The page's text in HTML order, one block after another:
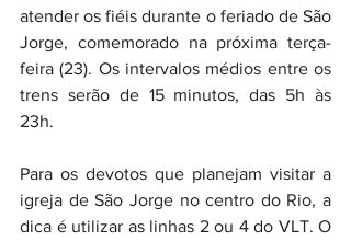
atender os fiéis durante o feriado de São
Jorge, comemorado na próxima terça-
feira (23). Os intervalos médios entre os
trens serão de 15 minutos, das 5h às
23h.
Para os devotos que planejam visitar a
igreja de São Jorge no centro do Rio, a
dica é utilizar as linhas 2 ou 4 do VLT. O